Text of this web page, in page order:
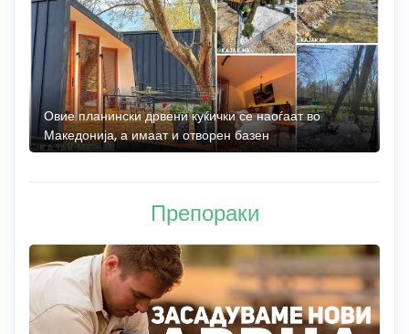
Овие планински дрвени куќички се наоѓаат во
Македонија, а имаат и отворен базен
Препораки